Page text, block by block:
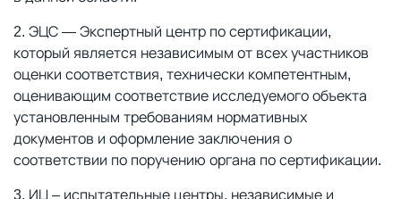
ЭЦС — Экспертный центр по сертификации,
который является независимым от всех участников
оценки соответствия, технически компетентным,
оценивающим соответствие исследуемого объекта
установленным требованиям нормативных
документов и оформление заключения о
соответствии по поручению органа по сертификации.
ИЦ – испытательные центры, независимые и